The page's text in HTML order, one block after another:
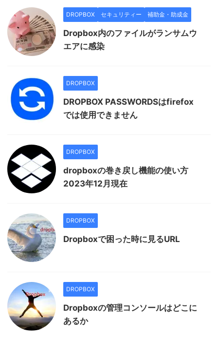
DROPBOX セキュリティー 補助金・助成金
Dropbox内のファイルがランサムウ
エアに感染
DROPBOX
DROPBOX PASSWORDSはfirefox
では使用できません
DROPBOX
dropboxの巻き戻し機能の使い方
2023年12月現在
DROPBOX
Dropboxで困った時に見るURL
DROPBOX
Dropboxの管理コンソールはどこに
あるか